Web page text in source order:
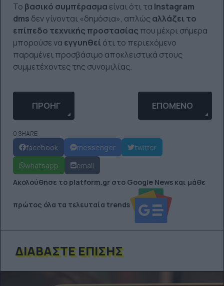
Το βασικό συμπέρασμα είναι ότι τα Instagram
dms δεν γίνονται «δημόσια», απλώς αλλάζει το
επίπεδο τεχνικής προστασίας που μέχρι σήμερα
μπορούσε να εγγυηθείότι το περιεχόμενο
παραμένει προσβάσιμο αποκλειστικά στους
συμμετέχοντες της συνομιλίας.
ΠΡΟΗΓΟΎΜΕΝΟ ΆΡΘΡΟ: GOOGLE GEMINI: ΌΛΑ
ΠΡΟΗΓ ΕΠΌΜΕΝΟ ΆΡΘΡΟ:
ΕΠΌΜΕΝΟ
0 SHARE
facebook messenger
twitter
whatsapp
email
Ακολούθησε το platform.gr στο Google News και μάθε
πρώτος όλα τα τελευταία trends
ΔΙΑΒΆΣΤΕ ΕΠΊΣΗΣ